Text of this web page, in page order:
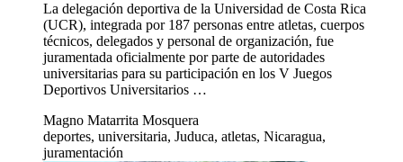
La delegación deportiva de la Universidad de Costa Rica
(UCR), integrada por 187 personas entre atletas, cuerpos
técnicos, delegados y personal de organización, fue
juramentada oficialmente por parte de autoridades
universitarias para su participación en los V Juegos
Deportivos Universitarios …
Magno Matarrita Mosquera
deportes, universitaria, Juduca, atletas, Nicaragua,
juramentación